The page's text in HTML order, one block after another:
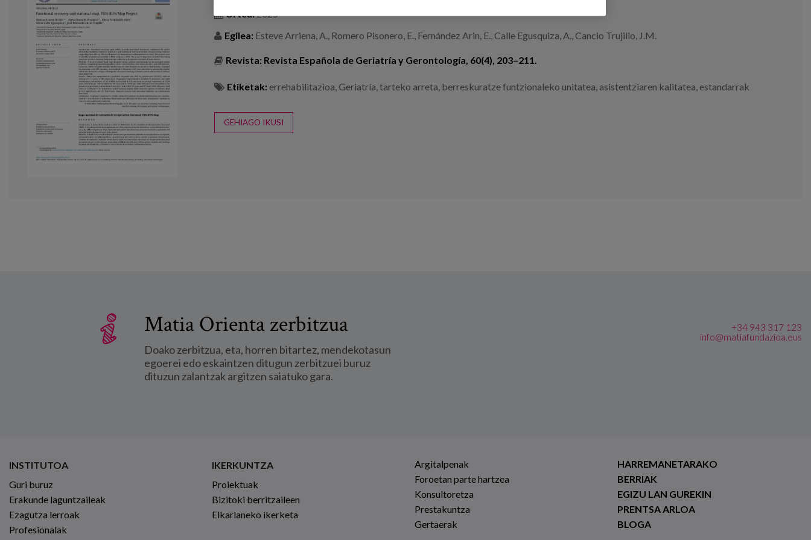
Urtea:2025
Egilea: Esteve Arriena, A., Romero Pisonero, E., Fernández Arin, E., Calle Egusquiza, A., Cancio Trujillo, J.M.
Revista: Revista Española de Geriatría y Gerontología, 60(4), 203–211.
Etiketak: errehabilitazioa, Geriatría,tarteko arreta, berreskuratze funtzionaleko unitatea, asistentziaren kalitatea, estandarrak
GEHIAGO IKUSI
Matia Orienta zerbitzua
Doako zerbitzua, eta, horren bitartez, mendekotasun
egoerei edo eskaintzen ditugun zerbitzuei buruz
dituzun zalantzak argitzen saiatuko gara.
+34 943 317 123
info@matiafundazioa.eus
INSTITUTOA
Guri buruz
Erakunde laguntzaileak
Ezagutza lerroak
Profesionalak
IKERKUNTZA
Proiektuak
Bizitoki berritzaileen
Elkarlaneko ikerketa
Argitalpenak
Foroetan parte hartzea
Konsultoretza
Prestakuntza
Gertaerak
HARREMANETARAKO
BERRIAK
EGIZU LAN GUREKIN
PRENTSA ARLOA
BLOGA